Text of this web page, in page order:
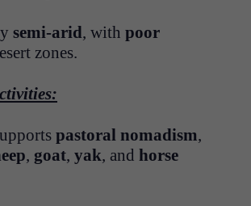
semi-arid, with poor
zones.
pastoral nomadism,
, goat, yak, and horse